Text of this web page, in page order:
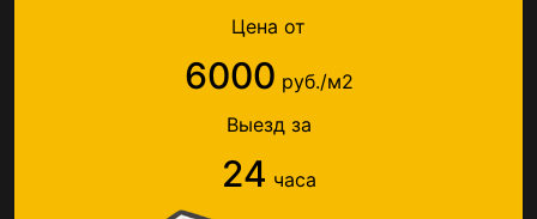
Цена от
6000 руб./м2
Выезд за
24 часа